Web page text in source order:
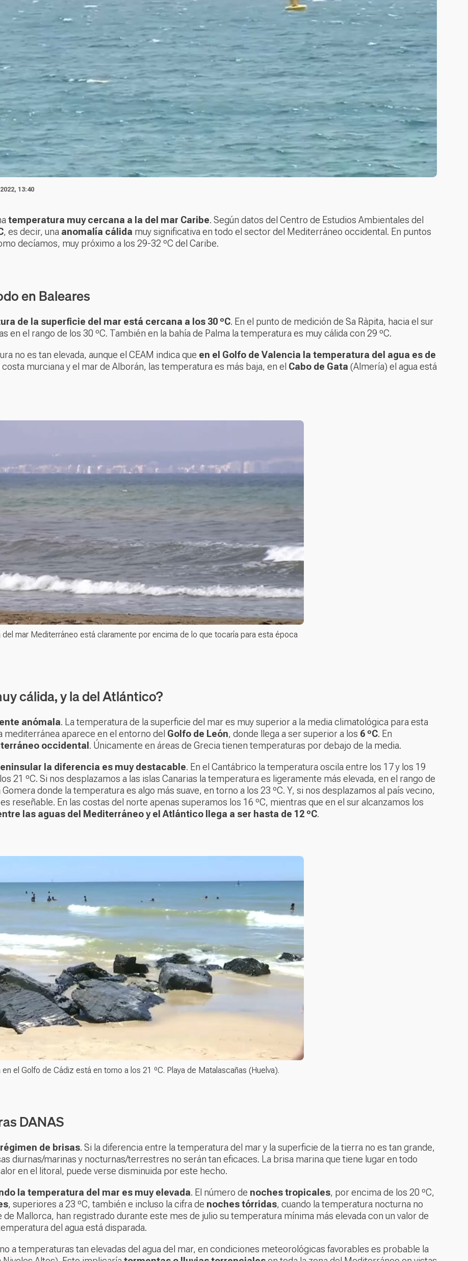
13:40
temperatura muy cercana a la del mar Caribe. Según datos del Centro de Estudios Ambientales del
, es decir, una anomalía cálida muy significativa en todo el sector del Mediterráneo occidental. En puntos
decíamos, muy próximo a los 29-32 ºC del Caribe.
en Baleares
de la superficie del mar está cercana a los 30 ºC. En el punto de medición de Sa Ràpita, hacia el sur
en el rango de los 30 ºC. También en la bahía de Palma la temperatura es muy cálida con 29 ºC.
no es tan elevada, aunque el CEAM indica que en el Golfo de Valencia la temperatura del agua es de
murciana y el mar de Alborán, las temperatura es más baja, en el Cabo de Gata (Almería) el agua está
del mar Mediterráneo está claramente por encima de lo que tocaría para esta época
cálida, y la del Atlántico?
anómala. La temperatura de la superficie del mar es muy superior a la media climatológica para esta
mediterránea aparece en el entorno del Golfo de León, donde llega a ser superior a los 6 ºC. En
occidental. Únicamente en áreas de Grecia tienen temperaturas por debajo de la media.
la diferencia es muy destacable. En el Cantábrico la temperatura oscila entre los 17 y los 19
21 ºC. Si nos desplazamos a las islas Canarias la temperatura es ligeramente más elevada, en el rango de
donde la temperatura es algo más suave, en torno a los 23 ºC. Y, si nos desplazamos al país vecino,
reseñable. En las costas del norte apenas superamos los 16 ºC, mientras que en el sur alcanzamos los
las aguas del Mediterráneo y el Atlántico llega a ser hasta de 12 ºC.
el Golfo de Cádiz está en torno a los 21 ºC. Playa de Matalascañas (Huelva).
DANAS
de brisas. Si la diferencia entre la temperatura del mar y la superficie de la tierra no es tan grande,
diurnas/marinas y nocturnas/terrestres no serán tan eficaces. La brisa marina que tiene lugar en todo
en el litoral, puede verse disminuida por este hecho.
la temperatura del mar es muy elevada. El número de noches tropicales, por encima de los 20 ºC,
, superiores a 23 ºC, también e incluso la cifra de noches tórridas, cuando la temperatura nocturna no
de Mallorca, han registrado durante este mes de julio su temperatura mínima más elevada con un valor de
del agua está disparada.
a temperaturas tan elevadas del agua del mar, en condiciones meteorológicas favorables es probable la